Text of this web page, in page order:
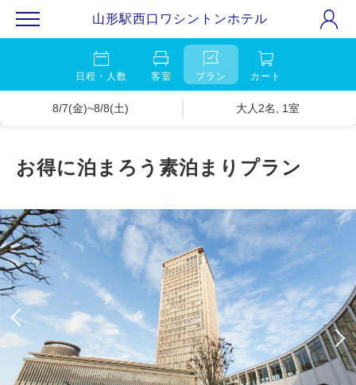
山形駅西口ワシントンホテル
日程・人数 客室 プラン カート
8/7(金)~8/8(土) 大人2名, 1室
お得に泊まろう素泊まりプラン